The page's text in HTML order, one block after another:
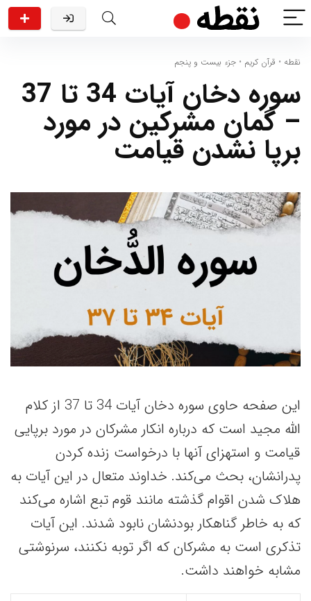
نقطه • قرآن کریم • جزء بیست و پنجم
سوره دخان آیات 34 تا 37
– گمان مشرکین در مورد
برپا نشدن قیامت
این صفحه حاوی سوره دخان آیات 34 تا 37 از کلام
الله مجید است که درباره انکار مشرکان در مورد برپایی
قیامت و استهزای آنها با درخواست زنده کردن
پدرانشان، بحث می‌کند. خداوند متعال در این آیات به
هلاک شدن اقوام گذشته مانند قوم تبع اشاره می‌کند
که به خاطر گناهکار بودنشان نابود شدند. این آیات
تذکری است به مشرکان که اگر توبه نکنند، سرنوشتی
مشابه خواهند داشت.